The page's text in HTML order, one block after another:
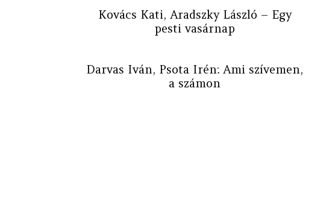
Kovács Kati, Aradszky László – Egy
pesti vasárnap
Darvas Iván, Psota Irén: Ami szívemen,
a számon